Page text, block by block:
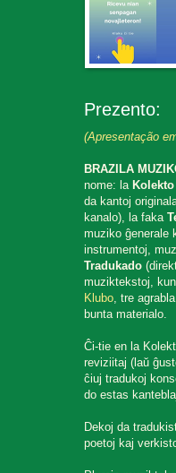
Prezento:
(Apresentação
BRAZILA
nome: la Kolekto
da kantoj
kanalo), la faka
muziko ĝenerale
instrumentoj,
Tradukado
muziktekstoj,
Klubo, tre
bunta materialo.
Ĉi-tie en la
reviziitaj (laŭ
ĉiuj tradukoj
do estas
Dekoj da
poetoj kaj